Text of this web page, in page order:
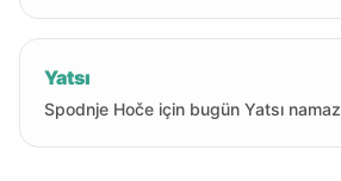
Yatsı
Spodnje Hoče için bugün Yatsı